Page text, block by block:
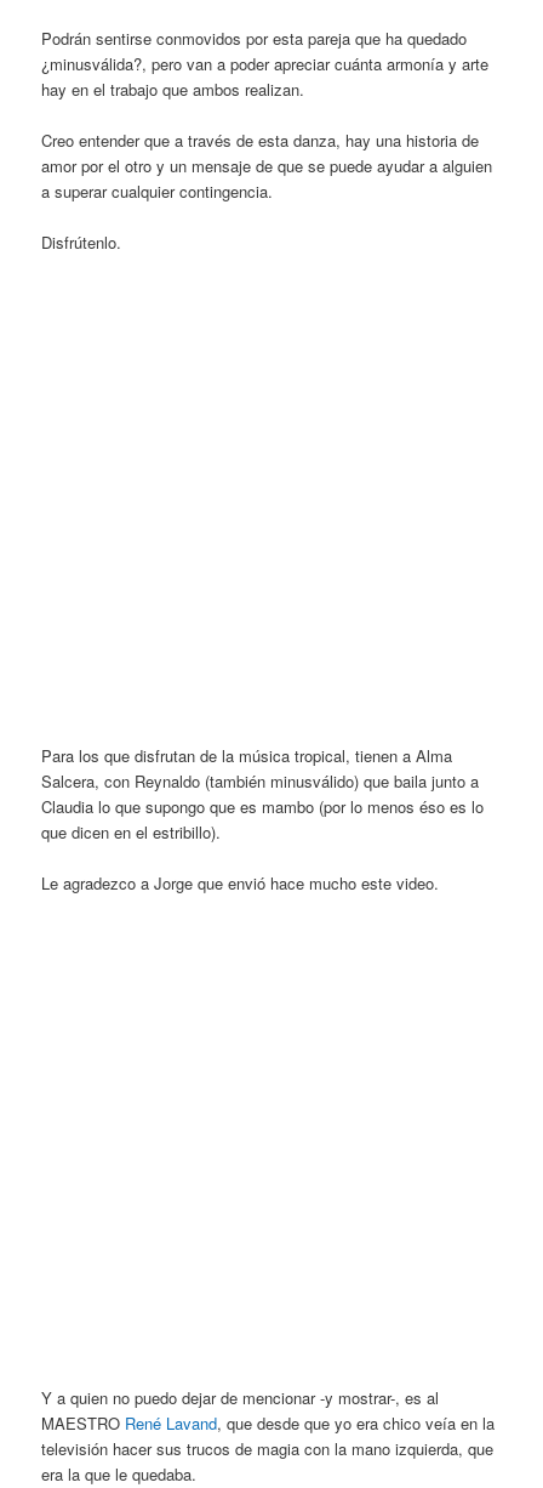
Podrán sentirse conmovidos por esta pareja que ha quedado
¿minusválida?, pero van a poder apreciar cuánta armonía y arte
hay en el trabajo que ambos realizan.
Creo entender que a través de esta danza, hay una historia de
amor por el otro y un mensaje de que se puede ayudar a alguien
a superar cualquier contingencia.
Disfrútenlo.
Para los que disfrutan de la música tropical, tienen a Alma
Salcera, con Reynaldo (también minusválido) que baila junto a
Claudia lo que supongo que es mambo (por lo menos éso es lo
que dicen en el estribillo).
Le agradezco a Jorge que envió hace mucho este video.
Y a quien no puedo dejar de mencionar -y mostrar-, es al
MAESTRO René Lavand, que desde que yo era chico veía en la
televisión hacer sus trucos de magia con la mano izquierda, que
era la que le quedaba.